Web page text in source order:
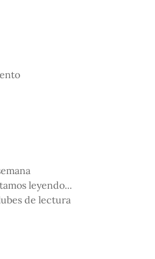
leyendo...
de lectura